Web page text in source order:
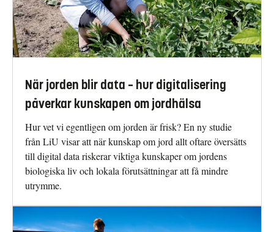
När jorden blir data – hur digitalisering
påverkar kunskapen om jordhälsa
Hur vet vi egentligen om jorden är frisk? En ny studie
från LiU visar att när kunskap om jord allt oftare översätts
till digital data riskerar viktiga kunskaper om jordens
biologiska liv och lokala förutsättningar att få mindre
utrymme.